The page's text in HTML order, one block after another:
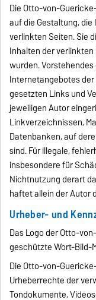
Die Otto-von-
auf die Gestaltung,
verlinkten Seiten. Sie
Inhalten der
wurden.
Internetangebotes
gesetzten Links und
jeweiligen Autor
Linkverzeichnissen,
Datenbanken, auf
sind. Für illegale,
insbesondere für
Nichtnutzung derart
haftet allein der Autor
Urheber- und
Das Logo der Otto-
geschützte Wort-
Die Otto-von-
Urheberrechte der
Tondokumente,